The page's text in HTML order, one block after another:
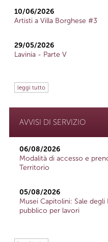
10/06/2026
Artisti a Villa Borghese #3
29/05/2026
Lavinia - Parte V
leggi tutto
AVVISI DI SERVIZIO
06/08/2026
Modalità di accesso e
Territorio
05/08/2026
Musei Capitolini: Sale
pubblico per lavori